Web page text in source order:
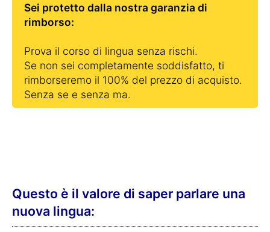
Sei protetto dalla nostra garanzia di
rimborso:
Prova il corso di lingua senza rischi.
Se non sei completamente soddisfatto, ti
rimborseremo il 100% del prezzo di acquisto.
Senza se e senza ma.
Questo è il valore di saper parlare una
nuova lingua: